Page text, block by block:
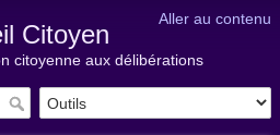
Aller au contenu
Citoyen
citoyenne aux délibérations